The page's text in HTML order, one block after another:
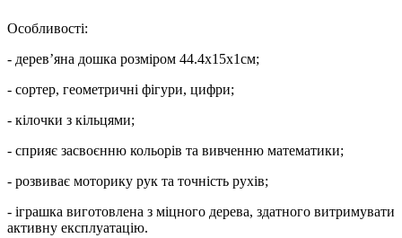
Особливості:
- дерев’яна дошка розміром 44.4х15х1см;
- сортер, геометричні фігури, цифри;
- кілочки з кільцями;
- сприяє засвоєнню кольорів та вивченню математики;
- розвиває моторику рук та точність рухів;
- іграшка виготовлена з міцного дерева, здатного витримувати
активну експлуатацію.